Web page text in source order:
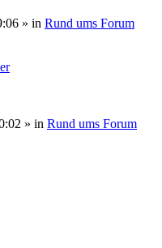
» in Rund ums Forum
» in Rund ums Forum